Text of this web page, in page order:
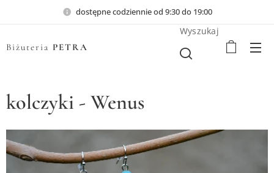
dostępne codziennie od 9:30 do 19:00
Biżuteria PETRA
Wyszukaj
kolczyki - Wenus